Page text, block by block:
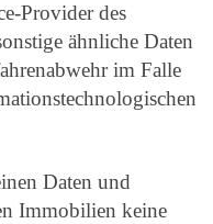
Provider des
ähnliche Daten
im Falle
Daten und
Immobilien keine